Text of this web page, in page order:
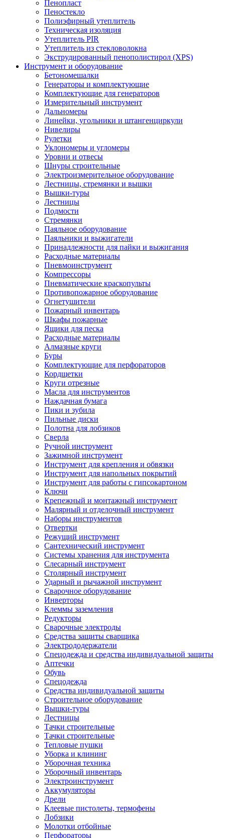
Пенопласт
Пеностекло
Полиэфирный утеплитель
Техническая изоляция
Утеплитель PIR
Утеплитель из стекловолокна
Экструдированный пенополистирол (XPS)
Инструмент и оборудование
Бетономешалки
Генераторы и комплектующие
Комплектующие для генераторов
Измерительный инструмент
Дальномеры
Линейки, угольники и штангенциркули
Нивелиры
Рулетки
Уклономеры и угломеры
Уровни и отвесы
Шнуры строительные
Электроизмерительное оборудование
Лестницы, стремянки и вышки
Вышки-туры
Лестницы
Подмости
Стремянки
Паяльное оборудование
Паяльники и выжигатели
Принадлежности для пайки и выжигания
Расходные материалы
Пневмоинструмент
Компрессоры
Пневматические краскопульты
Противопожарное оборудование
Огнетушители
Пожарный инвентарь
Шкафы пожарные
Ящики для песка
Расходные материалы
Алмазные круги
Буры
Комплектующие для перфораторов
Кордщетки
Круги отрезные
Масла для инструментов
Наждачная бумага
Пики и зубила
Пильные диски
Полотна для лобзиков
Сверла
Ручной инструмент
Зажимной инструмент
Инструмент для крепления и обвязки
Инструмент для напольных покрытий
Инструмент для работы с гипсокартоном
Ключи
Крепежный и монтажный инструмент
Малярный и отделочный инструмент
Наборы инструментов
Отвертки
Режущий инструмент
Сантехнический инструмент
Системы хранения для инструмента
Слесарный инструмент
Столярный инструмент
Ударный и рычажной инструмент
Сварочное оборудование
Инверторы
Клеммы заземления
Редукторы
Сварочные электроды
Средства защиты сварщика
Электрододержатели
Спецодежда и средства индивидуальной защиты
Аптечки
Обувь
Спецодежда
Средства индивидуальной защиты
Строительное оборудование
Вышки-туры
Лестницы
Тачки строительные
Тачки строительные
Тепловые пушки
Уборка и клининг
Уборочная техника
Уборочный инвентарь
Электроинструмент
Аккумуляторы
Дрели
Клеевые пистолеты, термофены
Лобзики
Молотки отбойные
Перфораторы